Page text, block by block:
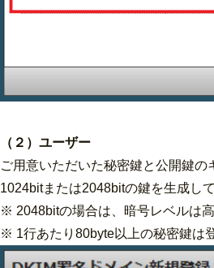
（２）ユーザー
ご用意いただいた秘密鍵と公開鍵
1024bitまたは2048bitの鍵を生成して
※ 2048bitの場合は、暗号レベルは
※ 1行あたり80byte以上の秘密鍵は